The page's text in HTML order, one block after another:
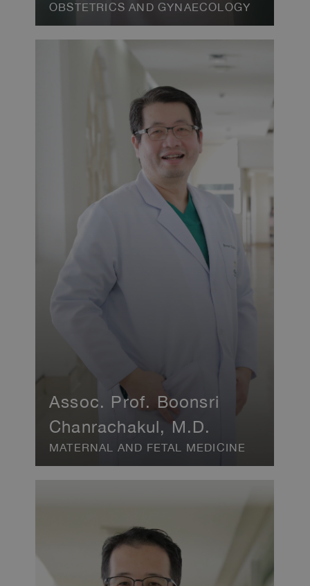
OBSTETRICS AND GYNAECOLOGY
Assoc. Prof. Boonsri
Chanrachakul, M.D.
MATERNAL AND FETAL MEDICINE